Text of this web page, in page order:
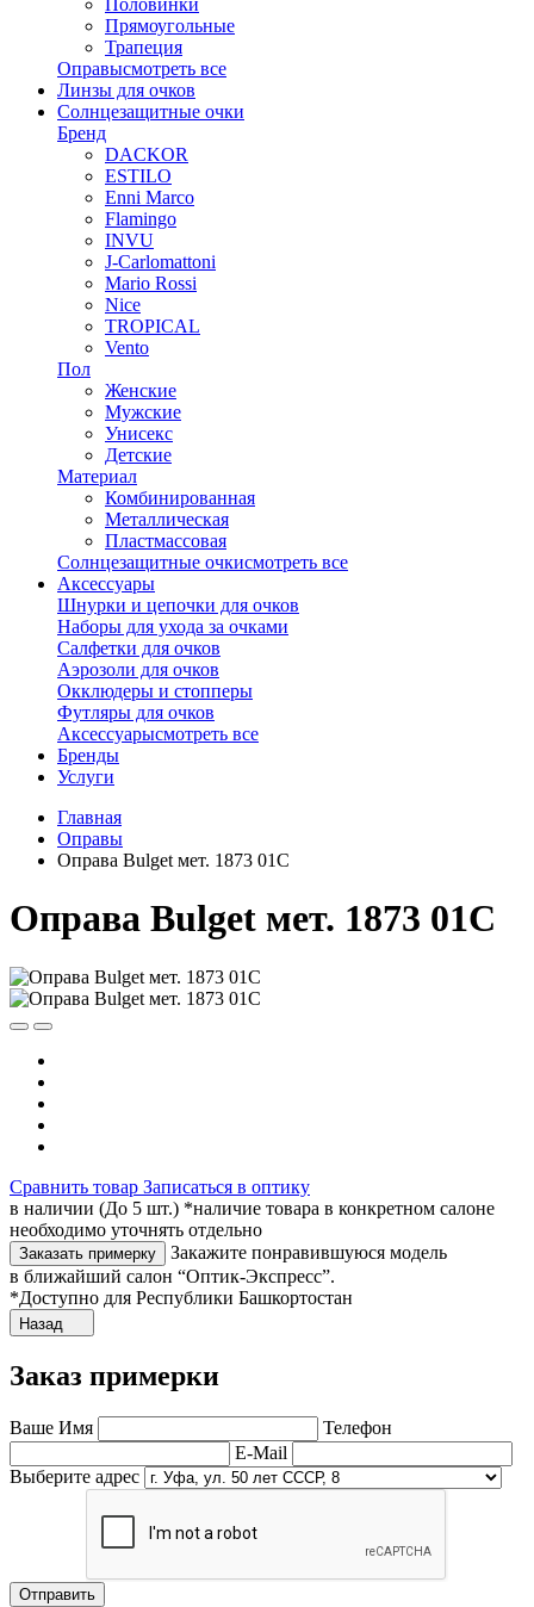
Прямоугольные
Трапеция
Оправысмотреть все
Линзы для очков
Солнцезащитные очки
Бренд
DACKOR
ESTILO
Enni Marco
Flamingo
INVU
J-Carlomattoni
Mario Rossi
Nice
TROPICAL
Vento
Пол
Женские
Мужские
Унисекс
Детские
Материал
Комбинированная
Металлическая
Пластмассовая
Солнцезащитные очкисмотреть все
Аксессуары
Шнурки и цепочки для очков
Наборы для ухода за очками
Салфетки для очков
Аэрозоли для очков
Окклюдеры и стопперы
Футляры для очков
Аксессуарысмотреть все
Бренды
Услуги
Главная
Оправы
Оправа Bulget мет. 1873 01С
Оправа Bulget мет. 1873 01С
Сравнить товар Записаться в оптику
в наличии (До 5 шт.) *наличие товара в конкретном салоне
необходимо уточнять отдельно
Заказать примерку
Закажите понравившуюся модель
в ближайший салон “Оптик-Экспресс”.
*Доступно для Республики Башкортостан
Назад
Заказ примерки
Ваше Имя
Телефон
E-Mail
Выберите адрес
Отправить